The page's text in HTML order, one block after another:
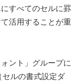
すべてのセルに罫
活用することが重
ント」グループに
セルの書式設定ダ